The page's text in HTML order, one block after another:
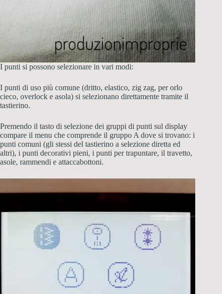
I punti si possono selezionare in vari modi:
I punti di uso più comune (dritto, elastico, zig zag, per orlo
cieco, overlock e asola) si selezionano direttamente tramite il
tastierino.
Premendo il tasto di selezione dei gruppi di punti sul display
compare il menu che comprende il gruppo A dove si trovano: i
punti comuni (gli stessi del tastierino a selezione diretta ed
altri), i punti decorativi pieni, i punti per trapuntare, il travetto,
asole, rammendi e attaccabottoni.